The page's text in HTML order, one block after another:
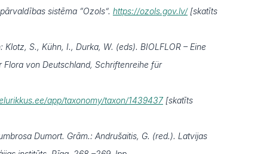
sistēma “Ozols”. https://ozols.gov.lv/[skatīts
S., Kühn, I., Durka, W. (eds). BIOLFLOR – Eine
von Deutschland, Schriftenreihe für
app/taxonomy/taxon/1439437 [skatīts
Dumort. Grām.: Andrušaitis, G. (red.). Latvijas